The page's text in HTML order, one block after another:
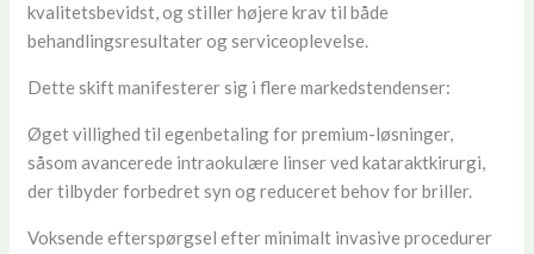
kvalitetsbevidst, og stiller højere krav til både
behandlingsresultater og serviceoplevelse.
Dette skift manifesterer sig i flere markedstendenser:
Øget villighed til egenbetaling for premium-løsninger,
såsom avancerede intraokulære linser ved kataraktkirurgi,
der tilbyder forbedret syn og reduceret behov for briller.
Voksende efterspørgsel efter minimalt invasive procedurer